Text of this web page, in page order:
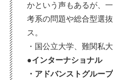
かという声もあるが、
考系の問題や総合型選
ス。
・国公立大学、難関私
●インターナショナル
・アドバンストグルー